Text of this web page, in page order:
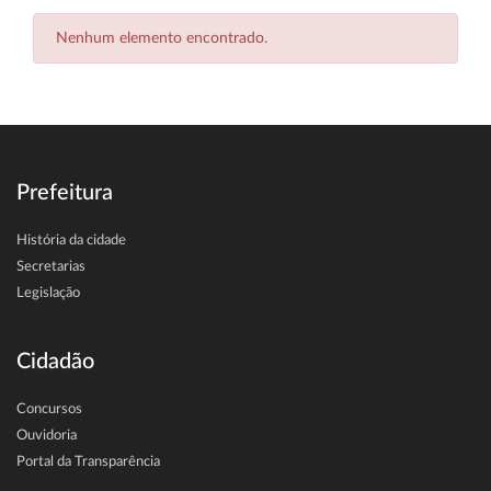
Nenhum elemento encontrado.
Prefeitura
História da cidade
Secretarias
Legislação
Cidadão
Concursos
Ouvidoria
Portal da Transparência